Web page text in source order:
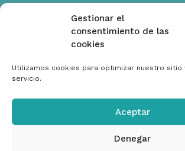
Gestionar el
consentimiento de las
cookies
Utilizamos cookies para optimizar nuestro sitio
servicio.
Aceptar
Denegar